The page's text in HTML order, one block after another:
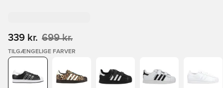
339 kr. 699 kr.
TILGÆNGELIGE FARVER